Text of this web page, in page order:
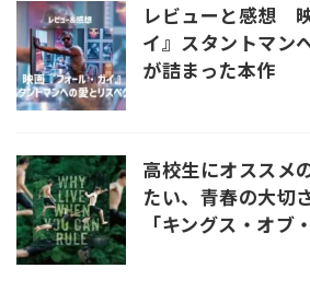
レビューと感想
イ』スタントマン
が詰まった本作
高校生にオススメ
たい、青春の大切
「キングス・オブ